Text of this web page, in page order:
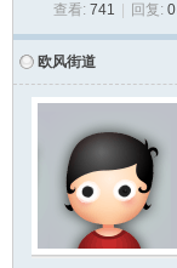
查看: 741 回复: 0
欧风街道